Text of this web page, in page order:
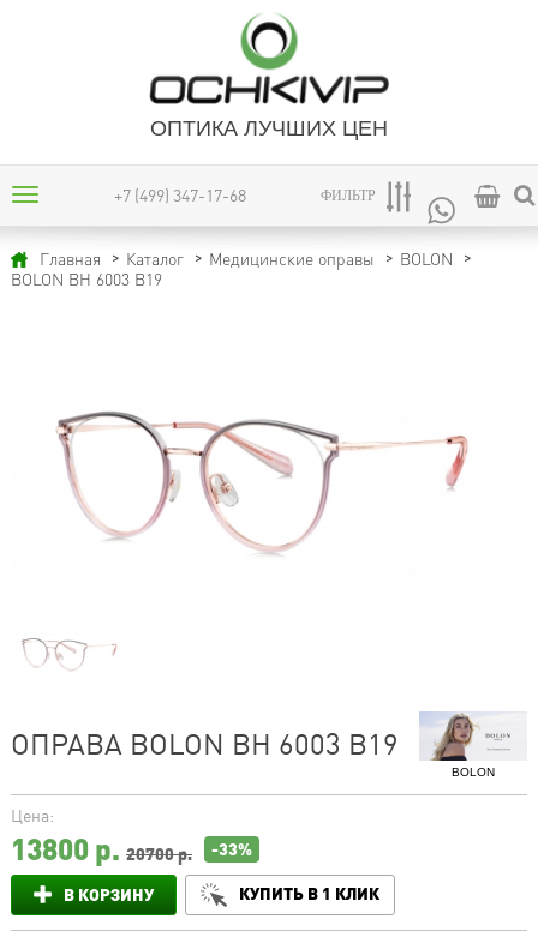
ОПТИКА ЛУЧШИХ ЦЕН
+7 (499) 347-17-68 ФИЛЬТР
Главная Каталог Медицинские оправы
BOLON
BOLON BH 6003 B19
BOLON
ОПРАВА BOLON BH 6003 B19
Цена:
13800р. 20700 р. -33%
В КОРЗИНУ КУПИТЬ В 1 КЛИК